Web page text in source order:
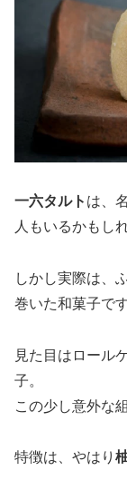
一六タルト は、
人もいるかもし
しかし実際は、
巻いた和菓子です
見た目はロール
子。
この少し意外な
特徴は、やはり